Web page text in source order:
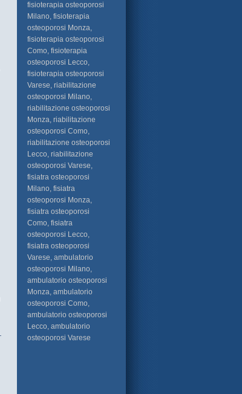
fisioterapia osteoporosi
Milano, fisioterapia
osteoporosi Monza,
fisioterapia osteoporosi
Como, fisioterapia
osteoporosi Lecco,
fisioterapia osteoporosi
Varese, riabilitazione
osteoporosi Milano,
riabilitazione osteoporosi
Monza, riabilitazione
osteoporosi Como,
riabilitazione osteoporosi
Lecco, riabilitazione
osteoporosi Varese,
fisiatra osteoporosi
Milano, fisiatra
osteoporosi Monza,
fisiatra osteoporosi
Como, fisiatra
osteoporosi Lecco,
fisiatra osteoporosi
Varese, ambulatorio
osteoporosi Milano,
ambulatorio osteoporosi
Monza, ambulatorio
osteoporosi Como,
ambulatorio osteoporosi
Lecco, ambulatorio
osteoporosi Varese